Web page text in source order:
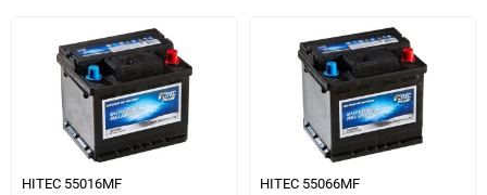
HITEC 55016MF HITEC 55066MF